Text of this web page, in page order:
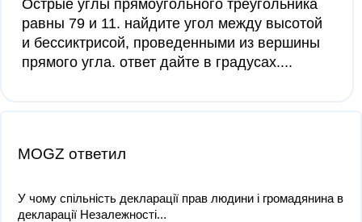
Острые углы прямоугольного треугольника
равны 79 и 11. найдите угол между высотой
и бессиктрисой, проведенными из вершины
прямого угла. ответ дайте в градусах....
MOGZ ответил
У чому спільність декларації прав людини і громадянина в
декларації Незалежності...